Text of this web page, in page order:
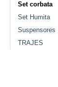
Set corbata
Set Humita
Suspensores
TRAJES